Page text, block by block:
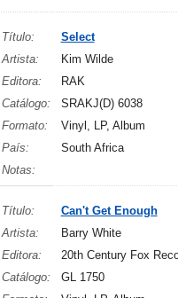
Título:
Select
Artista:
Kim Wilde
Editora:
RAK
Catálogo:
SRAKJ(D) 6038
Formato:
Vinyl, LP, Album
País:
South Africa
Notas:
Título:
Can't Get Enough
Artista:
Barry White
Editora:
20th Century Fox
Catálogo:
GL 1750